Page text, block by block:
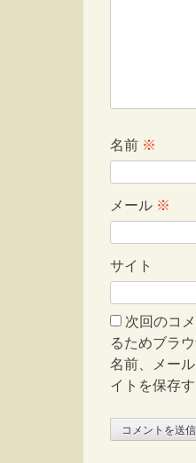
名前 ※
メール ※
サイト
次回のコ
るためブラ
名前、メー
イトを保存す